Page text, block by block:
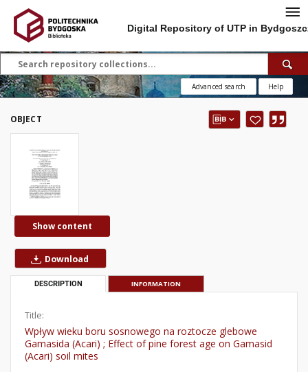
Digital Repository of UTP in
Advanced search Help
OBJECT
Show content
Download
DESCRIPTION INFORMATION
Title:
Wpływ wieku boru sosnowego na roztocze glebowe
Gamasida (Acari) ; Effect of pine forest age on Gamasid
(Acari) soil mites